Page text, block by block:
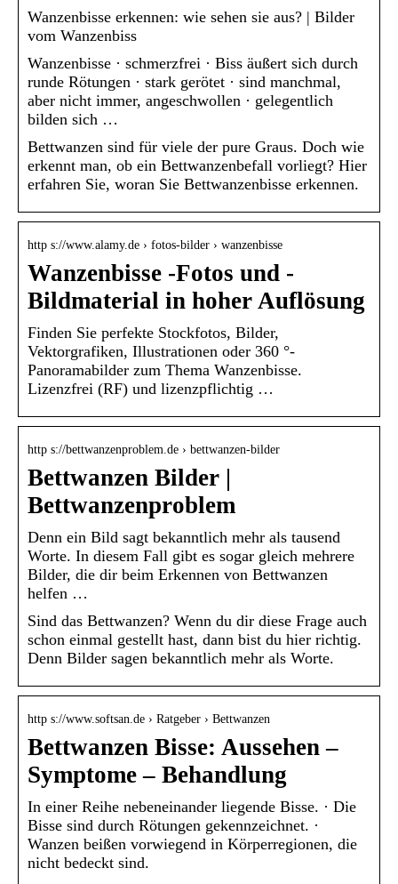
Wanzenbisse erkennen: wie sehen sie aus? | Bilder
vom Wanzenbiss
Wanzenbisse · schmerzfrei · Biss äußert sich durch
runde Rötungen · stark gerötet · sind manchmal,
aber nicht immer, angeschwollen · gelegentlich
bilden sich …
Bettwanzen sind für viele der pure Graus. Doch wie
erkennt man, ob ein Bettwanzenbefall vorliegt? Hier
erfahren Sie, woran Sie Bettwanzenbisse erkennen.
http s://www.alamy.de › fotos-bilder › wanzenbisse
Wanzenbisse -Fotos und -
Bildmaterial in hoher Auflösung
Finden Sie perfekte Stockfotos, Bilder,
Vektorgrafiken, Illustrationen oder 360 °-
Panoramabilder zum Thema Wanzenbisse.
Lizenzfrei (RF) und lizenzpflichtig …
http s://bettwanzenproblem.de › bettwanzen-bilder
Bettwanzen Bilder |
Bettwanzenproblem
Denn ein Bild sagt bekanntlich mehr als tausend
Worte. In diesem Fall gibt es sogar gleich mehrere
Bilder, die dir beim Erkennen von Bettwanzen
helfen …
Sind das Bettwanzen? Wenn du dir diese Frage auch
schon einmal gestellt hast, dann bist du hier richtig.
Denn Bilder sagen bekanntlich mehr als Worte.
http s://www.softsan.de › Ratgeber › Bettwanzen
Bettwanzen Bisse: Aussehen –
Symptome – Behandlung
In einer Reihe nebeneinander liegende Bisse. · Die
Bisse sind durch Rötungen gekennzeichnet. ·
Wanzen beißen vorwiegend in Körperregionen, die
nicht bedeckt sind.